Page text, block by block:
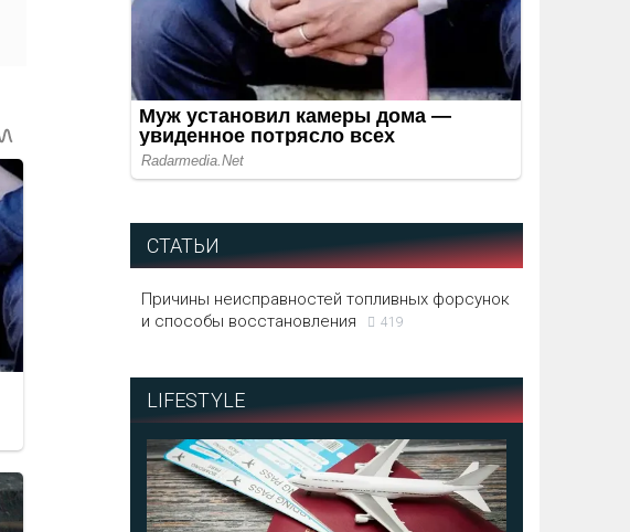
СТАТЬИ
Причины неисправностей топливных форсунок
и способы восстановления
419
LIFESTYLE